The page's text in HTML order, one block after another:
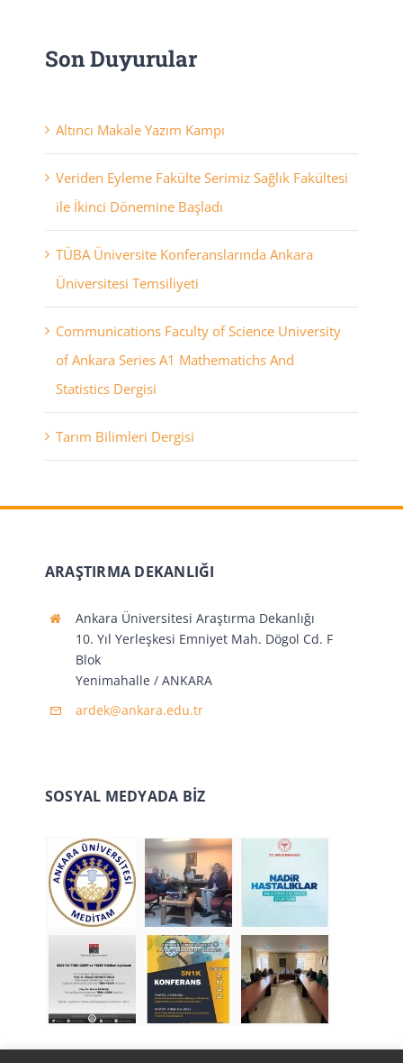
Son Duyurular
Altıncı Makale Yazım Kampı
Veriden Eyleme Fakülte Serimiz Sağlık Fakültesi
ile İkinci Dönemine Başladı
TÜBA Üniversite Konferanslarında Ankara
Üniversitesi Temsiliyeti
Communications Faculty of Science University
of Ankara Series A1 Mathematichs And
Statistics Dergisi
Tarım Bilimleri Dergisi
ARAŞTIRMA DEKANLIĞI
Ankara Üniversitesi Araştırma Dekanlığı
10. Yıl Yerleşkesi Emniyet Mah. Dögol Cd. F
Blok
Yenimahalle / ANKARA
ardek@ankara.edu.tr
SOSYAL MEDYADA BİZ